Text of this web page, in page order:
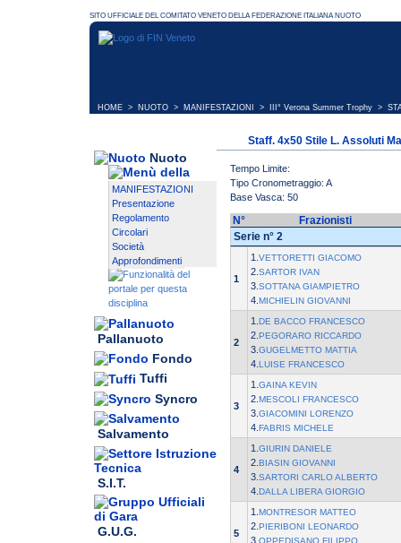
HOME > NUOTO > MANIFESTAZIONI > III° Verona Summer Trophy >
Nuoto
MANIFESTAZIONI
Presentazione
Regolamento
Circolari
Società
Approfondimenti
Pallanuoto
Fondo
Tuffi
Syncro
Salvamento
S.I.T.
G.U.G.
Staff. 4x50 Stile L. Assoluti
Tempo Limite:
Tipo Cronometraggio: A
Base Vasca: 50
N°
Frazionisti
Serie n° 2
1
1. VETTORETTI GIACOMO
2. SARTOR IVAN
3. SOTTANA GIAMPIETRO
4. MICHIELIN GIOVANNI
2
1. DE BACCO FRANCESCO
2. PEGORARO RICCARDO
3. GUGELMETTO MATTIA
4. LUISE FRANCESCO
3
1. GAINA KEVIN
2. MESCOLI FRANCESCO
3. GIACOMINI LORENZO
4. FABRIS MICHELE
4
1. GIURIN DANIELE
2. BIASIN GIOVANNI
3. SARTORI CARLO ALBERTO
4. DALLA LIBERA GIORGIO
5
1. MONTRESOR MATTEO
2. PIERIBONI LEONARDO
3. OPPEDISANO FILIPPO